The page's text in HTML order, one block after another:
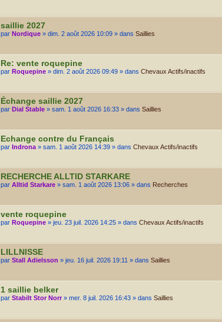
saillie 2027
par Nordique » dim. 2 août 2026 10:09 » dans Saillies
Re: vente roquepine
par Roquepine » dim. 2 août 2026 09:49 » dans Chevaux Actifs/inactifs
Échange saillie 2027
par Dial Stable » sam. 1 août 2026 16:33 » dans Saillies
Echange contre du Français
par Indrona » sam. 1 août 2026 14:39 » dans Chevaux Actifs/inactifs
RECHERCHE ALLTID STARKARE
par Alltid Starkare » sam. 1 août 2026 13:06 » dans Recherches
vente roquepine
par Roquepine » jeu. 23 juil. 2026 14:25 » dans Chevaux Actifs/inactifs
LILLNISSE
par Stall Adielsson » jeu. 16 juil. 2026 19:11 » dans Saillies
1 saillie belker
par Stabilt Stor Norr » mer. 8 juil. 2026 16:43 » dans Saillies